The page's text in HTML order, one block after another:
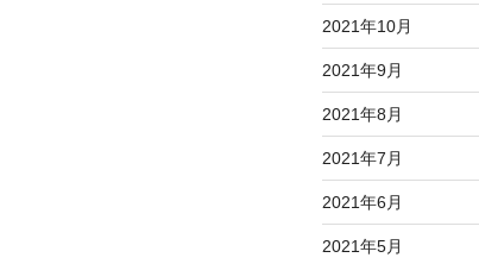
2021年10月
2021年9月
2021年8月
2021年7月
2021年6月
2021年5月